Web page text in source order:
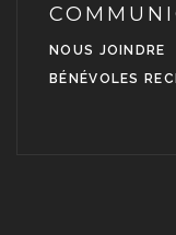
NOUS JOINDRE
BÉNÉVOLES